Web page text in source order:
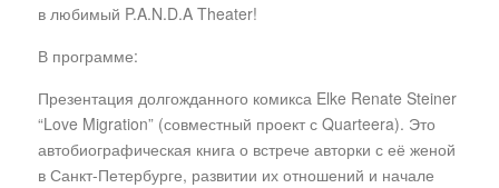
в любимый P.A.N.D.A Theater!
В программе:
Презентация долгожданного комикса Elke Renate Steiner
“Love Migration” (совместный проект с Quarteera). Это
автобиографическая книга о встрече авторки с её женой
в Санкт-Петербурге, развитии их отношений и начале